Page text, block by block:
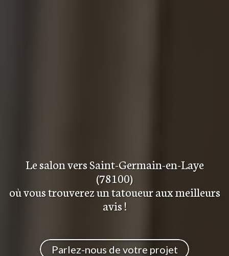
Le salonvers Saint-Germain-en-Laye
(78100)
où vous trouverezun tatoueur aux meilleurs
avis!
Parlez-nous de votre projet